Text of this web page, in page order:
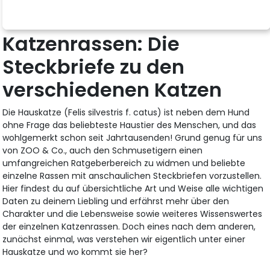
Katzenrassen: Die
Steckbriefe zu den
verschiedenen Katzen
Die Hauskatze (Felis silvestris f. catus) ist neben dem Hund
ohne Frage das beliebteste Haustier des Menschen, und das
wohlgemerkt schon seit Jahrtausenden! Grund genug für uns
von ZOO & Co., auch den Schmusetigern einen
umfangreichen Ratgeberbereich zu widmen und beliebte
einzelne Rassen mit anschaulichen Steckbriefen vorzustellen.
Hier findest du auf übersichtliche Art und Weise alle wichtigen
Daten zu deinem Liebling und erfährst mehr über den
Charakter und die Lebensweise sowie weiteres Wissenswertes
der einzelnen Katzenrassen. Doch eines nach dem anderen,
zunächst einmal, was verstehen wir eigentlich unter einer
Hauskatze und wo kommt sie her?